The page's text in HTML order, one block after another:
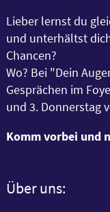
Lieber lernst du
und unterhältst
Chancen?
Wo? Bei "Dein
Gesprächen im
und 3. Donnerstag
Komm vorbei und
Über uns: